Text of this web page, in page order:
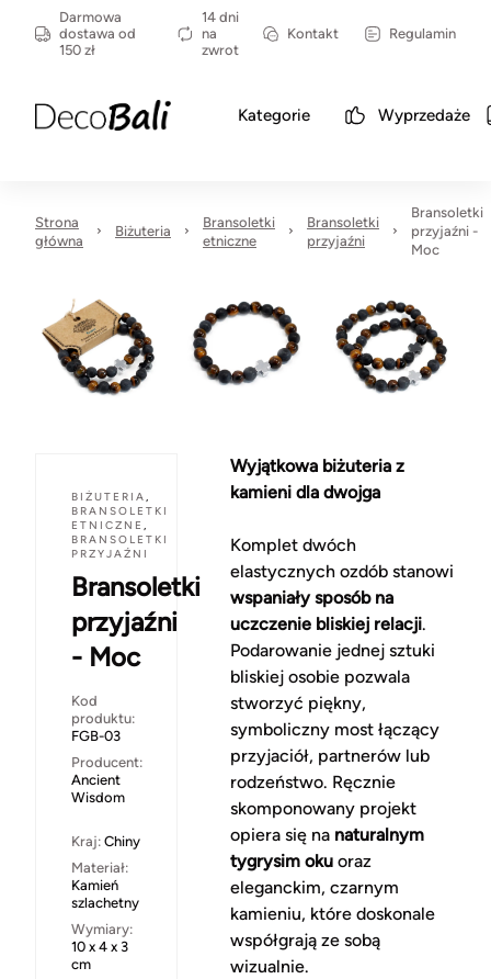
Darmowa
dostawa od
150 zł
14 dni
na
zwrot
Kontakt Regulamin
Kategorie Wyprzedaże
Strona
główna
Biżuteria
Bransoletki
etniczne
Bransoletki
przyjaźni
Bransoletki
przyjaźni -
Moc
BIŻUTERIA,
BRANSOLETKI
ETNICZNE ,
BRANSOLETKI
PRZYJAŹNI
Bransoletki
przyjaźni
- Moc
Kod
produktu:
FGB-03
Producent:
Ancient
Wisdom
Kraj: Chiny
Materiał:
Kamień
szlachetny
Wymiary:
10 x 4 x 3
cm
Wyjątkowa biżuteria z
kamieni dla dwojga
Komplet dwóch
elastycznych ozdób stanowi
wspaniały sposób na
uczczenie bliskiej relacji.
Podarowanie jednej sztuki
bliskiej osobie pozwala
stworzyć piękny,
symboliczny most łączący
przyjaciół, partnerów lub
rodzeństwo. Ręcznie
skomponowany projekt
opiera się na naturalnym
tygrysim okuoraz
eleganckim, czarnym
kamieniu, które doskonale
współgrają ze sobą
wizualnie.